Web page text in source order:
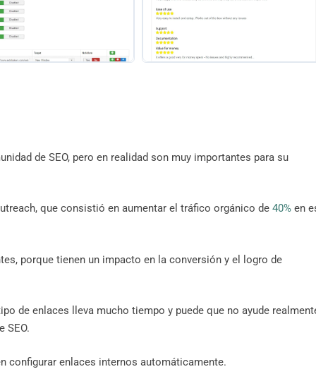
de SEO, pero en realidad son muy importantes para su
que consistió en aumentar el tráfico orgánico de 40% en
porque tienen un impacto en la conversión y el logro de
de enlaces lleva mucho tiempo y puede que no ayude
SEO.
configurar enlaces internos automáticamente.